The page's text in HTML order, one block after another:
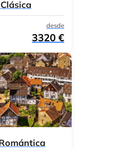
desde
3320 €